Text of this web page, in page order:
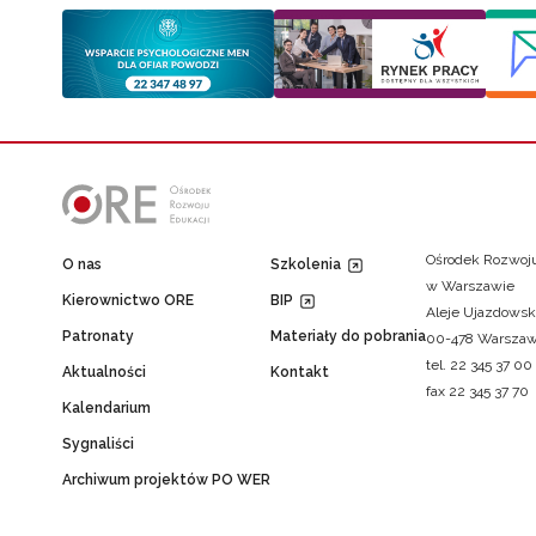
O nas
Kierownictwo ORE
Patronaty
Aktualności
Kalendarium
Sygnaliści
Archiwum projektów PO WER
Szkolenia
BIP
Materiały do pobrania
Kontakt
Ośrodek
w Warszawie
Aleje
00-478
tel. 22 345 37 00
fax 22 345 37 70